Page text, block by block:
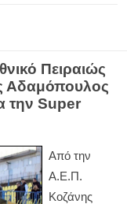
Πειραιώς
Αδαμόπουλος
την Super
Από την
Α.Ε.Π.
Κοζάνης